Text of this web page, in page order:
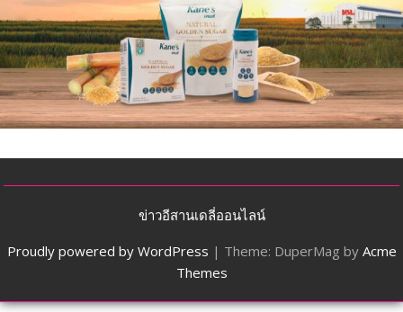
ข่าวอีสานเดลี่ออนไลน์
Proudly powered by WordPress | Theme: DuperMag by Acme
Themes